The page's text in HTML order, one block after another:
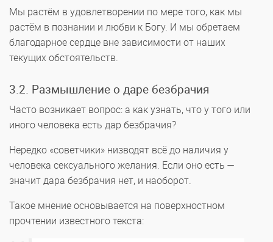
Мы растём в удовлетворении по мере того, как мы
растём в познании и любви к Богу. И мы обретаем
благодарное сердце вне зависимости от наших
текущих обстоятельств.
3.2. Размышление о даре безбрачия
Часто возникает вопрос: а как узнать, что у того или
иного человека есть дар безбрачия?
Нередко «советчики» низводят всё до наличия у
человека сексуального желания. Если оно есть —
значит дара безбрачия нет, и наоборот.
Такое мнение основывается на поверхностном
прочтении известного текста: